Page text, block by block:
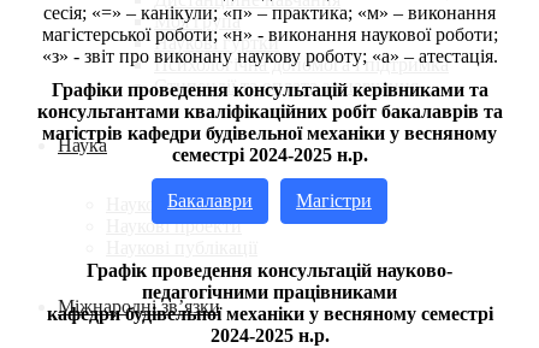
Моя група
Наукові гуртки
Психологічна допомога і підтримка
Стипендії та оплата за навчання
Наука
Наукова робота
Наукові проекти
Міжнародні зв’язки
сесія; «=» – канікули; «п» – практика; «м» – виконання
магістерської роботи; «н» - виконання наукової роботи;
«з» - звіт про виконану наукову роботу; «а» – атестація.
Графіки проведення консультацій керівниками та
консультантами кваліфікаційних робіт бакалаврів та
магістрів кафедри будівельної механіки у весняному
семестрі 2024-2025 н.р.
Бакалаври Магістри
Графік проведення консультацій науково-
педагогічними працівниками
кафедри будівельної механіки у весняному семестрі
2024-2025 н.р.